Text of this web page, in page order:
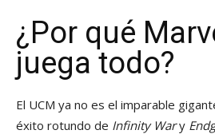
¿Por qué
juega todo?
El UCM ya no es el imparable
éxito rotundo de Infinity Wary